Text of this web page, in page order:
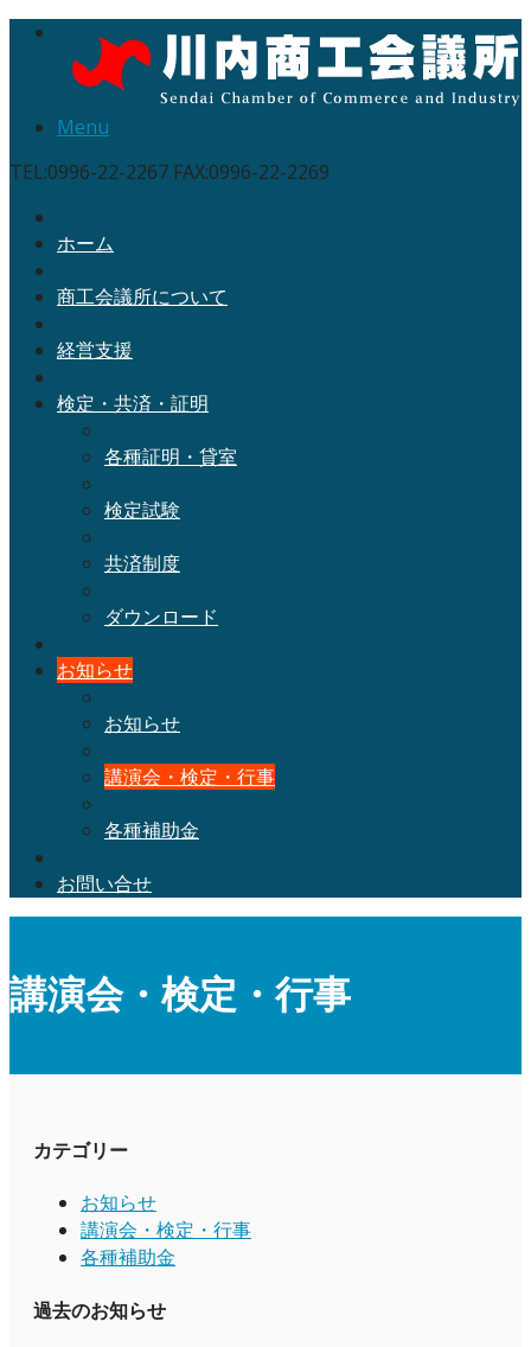
Menu
TEL:0996-22-2267 FAX:0996-22-2269
ホーム
商工会議所について
経営支援
検定・共済・証明
各種証明・貸室
検定試験
共済制度
ダウンロード
お知らせ
お知らせ
講演会・検定・行事
各種補助金
お問い合せ
講演会・検定・行事
カテゴリー
お知らせ
講演会・検定・行事
各種補助金
過去のお知らせ